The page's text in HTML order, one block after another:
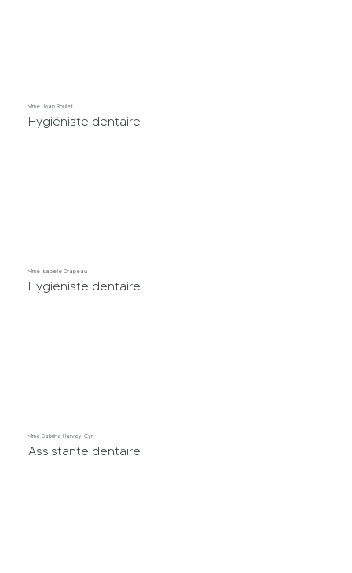
Mme Joan Boulet
Hygiéniste dentaire
Mme Isabelle Drapeau
Hygiéniste dentaire
Mme Sabrina Harvey-Cyr
Assistante dentaire